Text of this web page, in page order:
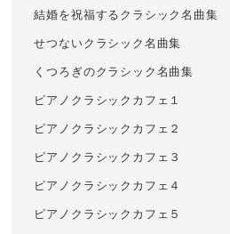
結婚を祝福するクラシック名曲集
せつないクラシック名曲集
くつろぎのクラシック名曲集
ピアノクラシックカフェ１
ピアノクラシックカフェ２
ピアノクラシックカフェ３
ピアノクラシックカフェ４
ピアノクラシックカフェ５